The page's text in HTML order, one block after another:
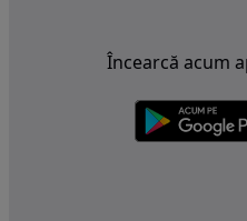
Încearcă acum